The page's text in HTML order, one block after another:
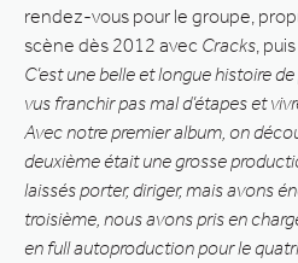
rendez-vous pour le groupe,
scène dès 2012 avec Cracks ,
C’est une belle et longue histoire
vus franchir pas mal d’étapes et
Avec notre premier album, on
deuxième était une grosse
laissés porter, diriger, mais avons
troisième, nous avons pris en
en full autoproduction pour le